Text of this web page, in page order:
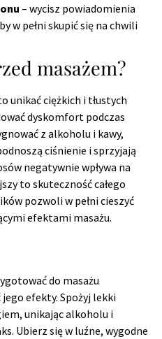
– wycisz powiadomienia
w pełni skupić się na chwili
masażem?
unikać ciężkich i tłustych
dyskomfort podczas
z alkoholu i kawy,
ciśnienie i sprzyjają
negatywnie wpływa na
to skuteczność całego
pozwoli w pełni cieszyć
efektami masażu.
do masażu
jego efekty. Spożyj lekki
unikając alkoholu i
Ubierz się w luźne, wygodne